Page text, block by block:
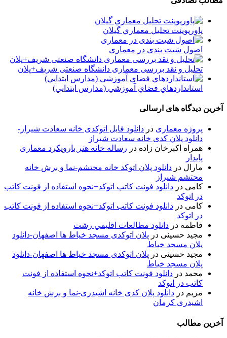
پاورپوینت تحلیل معماري گيلان
اصول شیت بندی در معماری
تحلیل و نقد بررسی معماری دانشگاه صنعتی شریف+پلان
استانداردهاي فضاي آموزشي (مدارس ابتدايي)
آخرین دیدگاه های ارسالی
پروژه معماری در دانلود فایل اتوکدی خانه سعادت شیراز-
دانلود پلان کدی خانه سعادت شیراز
همراه اکبرخان زاده در رساله خانه هنر بارویکرد معماری
پایدار
مارال در دانلود پلان اتوکد خانه محتشم-نما و برش خانه
محتشم شیراز
کامی در دانلود فونت کاتب اتوکد+نحوه استفاده از فونت کاتب
در اتوکد
کامی در دانلود فونت کاتب اتوکد+نحوه استفاده از فونت کاتب
در اتوکد
فاطمه در دانلود مطالعات اقليمي رشت
مجید حسینی در پلان اتوکدی مسجد خیاط ها اصفهان-دانلود
پلان مسجد خیاط
مجید حسینی در پلان اتوکدی مسجد خیاط ها اصفهان-دانلود
پلان مسجد خیاط
محمد در دانلود فونت کاتب اتوکد+نحوه استفاده از فونت
کاتب در اتوکد
مریم در دانلود پلان کدی خانه اشیدری-نما و برش خانه
اشیدری کرمان
آخرین مطالب